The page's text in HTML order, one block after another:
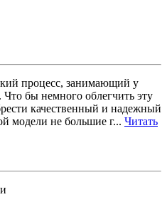
процесс, занимающий у
бы немного облегчить эту
качественный и надежный
модели не большие г... Читать